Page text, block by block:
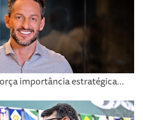
importância estratégica...